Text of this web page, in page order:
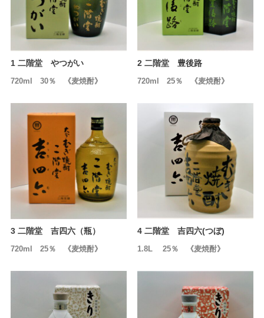
1 二階堂 やつがい
720ml 30％ 《麦焼酎》
2 二階堂 豊後路
720ml 25％ 《麦焼酎》
3 二階堂 吉四六（瓶）
720ml 25％ 《麦焼酎》
4 二階堂 吉四六(つぼ)
1.8L 25％ 《麦焼酎》